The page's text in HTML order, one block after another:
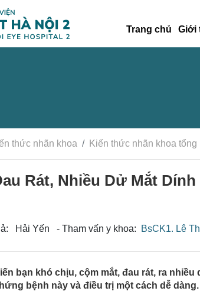
Trang chủ Giới
thức nhãn khoa Kiến thức nhãn khoa tổng
Rát, Nhiều Dử Mắt
Hải Yến - Tham vấn y khoa: BsCK1. Lê
bạn khó chịu, cộm mắt, đau rát, ra
bệnh này và điều trị một cách dễ dàng.